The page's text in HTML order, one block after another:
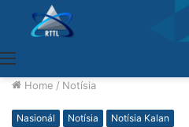
Home / Notísia
Nasionál Notísia Notísia Kalan